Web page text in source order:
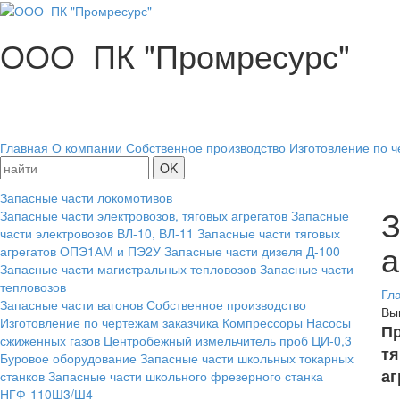
ООО ПК "Промресурс"
Главная О компании Собственное производство Изготовление по
Запасные части локомотивов
Запасные части электровозов, тяговых агрегатов Запасные
части электровозов ВЛ-10, ВЛ-11 Запасные части тяговых
агрегатов ОПЭ1АМ и ПЭ2У Запасные части дизеля Д-100
Запасные части магистральных тепловозов Запасные части
тепловозов
Запасные части вагонов Собственное производство
Изготовление по чертежам заказчика Компрессоры Насосы
сжиженных газов Центробежный измельчитель проб ЦИ-0,3
Буровое оборудование Запасные части школьных токарных
станков Запасные части школьного фрезерного станка
НГФ-110Ш3/Ш4